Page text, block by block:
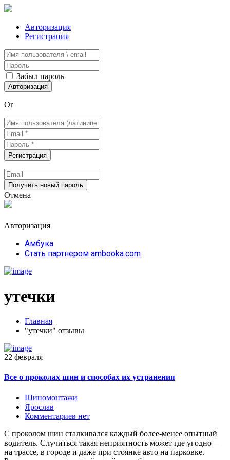
Авторизация
Регистрация
Забыл пароль
Or
Отмена
Авторизация
Амбука
Стать партнером ambooka.com
утечки
Главная
"утечки" отзывы
22 февраля
Все о проколах шин и способах их устранения
Шиномонтажи
Ярослав
Комментариев нет
С проколом шин сталкивался каждый более-менее опытный
водитель. Случиться такая неприятность может где угодно –
на трассе, в городе и даже при стоянке авто на парковке.